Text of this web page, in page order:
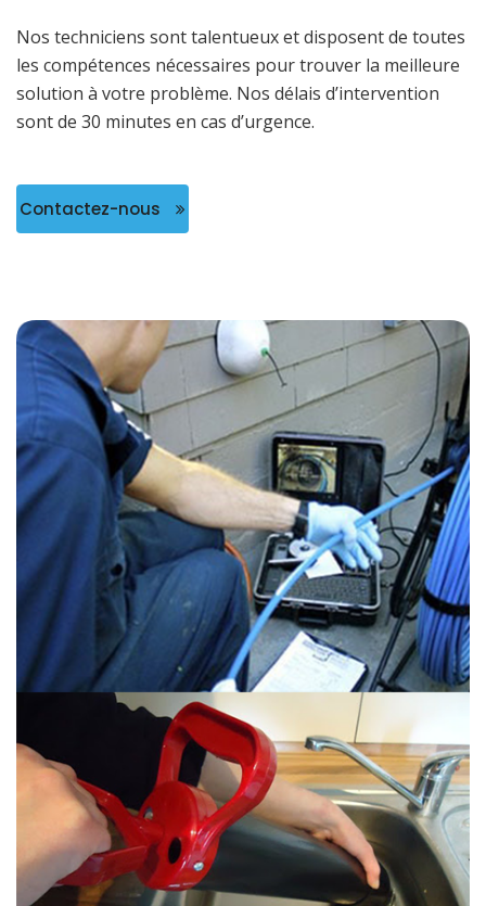
Nos techniciens sont talentueux et disposent de toutes
les compétences nécessaires pour trouver la meilleure
solution à votre problème. Nos délais d’intervention
sont de 30 minutes en cas d’urgence.
Contactez-nous